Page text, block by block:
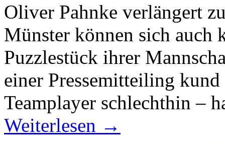
Oliver Pahnke verlängert
Münster können sich
Puzzlestück ihrer
einer Pressemitteiling
Teamplayer schlechthin –
Weiterlesen →